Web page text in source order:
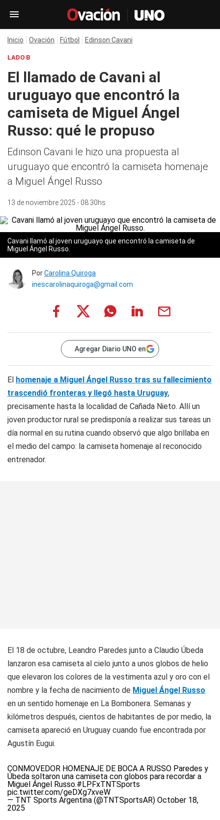
Inicio Ovación Fútbol Edinson Cavani
LADO B
El llamado de Cavani al
uruguayo que encontró la
camiseta de Miguel Ángel
Russo: qué le propuso
Edinson Cavani le hizo una propuesta al
uruguayo que encontró la camiseta homenaje
a Miguel Ángel Russo
13 de noviembre 2025 - 08:30hs
Cavani llamó al joven uruguayo que encontró la camiseta de
Miguel Ángel Russo.
PorCarolina Quiroga
inescarolinaquiroga@gmail.com
Agregar Diario UNO en
El homenaje a Miguel Ángel Russo tras su fallecimiento
trascendió fronteras y llegó hasta Uruguay,
precisamente hasta la localidad de Cañada Nieto. Allí un
joven productor rural se predisponía a realizar sus tareas un
día normal en su rutina cuando observó que algo brillaba en
el medio del campo: la camiseta homenaje al reconocido
entrenador.
El 18 de octubre, Leandro Paredes junto a Claudio Úbeda
lanzaron esa camiseta al cielo junto a unos globos de helio
que elevaron los colores de la vestimenta azul y oro con el
nombre y la fecha de nacimiento de Miguel Ángel Russo
en un sentido homenaje en La Bombonera. Semanas y
kilómetros después, cientos de habitantes de por medio, la
camiseta apareció en Uruguay cuando fue encontrada por
Agustín Eugui.
CONMOVEDOR HOMENAJE DE BOCA A RUSSO Paredes y
Úbeda soltaron una camiseta con globos para recordar a
Miguel Ángel Russo.#LPFxTNTSports
pic.twitter.com/geDXg7xveW
— TNT Sports Argentina (@TNTSportsAR) October 18,
2025